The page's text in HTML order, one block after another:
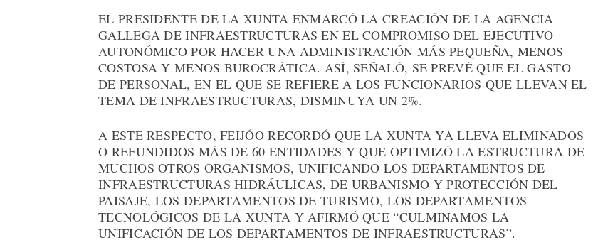
EL PRESIDENTE DE LA XUNTA ENMARCÓ LA CREACIÓN DE LA AGENCIA
GALLEGA DE INFRAESTRUCTURAS EN EL COMPROMISO DEL EJECUTIVO
AUTONÓMICO POR HACER UNA ADMINISTRACIÓN MÁS PEQUEÑA, MENOS
COSTOSA Y MENOS BUROCRÁTICA. ASÍ, SEÑALÓ, SE PREVÉ QUE EL GASTO
DE PERSONAL, EN EL QUE SE REFIERE A LOS FUNCIONARIOS QUE LLEVAN EL
TEMA DE INFRAESTRUCTURAS, DISMINUYA UN 2%.
A ESTE RESPECTO, FEIJÓO RECORDÓ QUE LA XUNTA YA LLEVA ELIMINADOS
O REFUNDIDOS MÁS DE 60 ENTIDADES Y QUE OPTIMIZÓ LA ESTRUCTURA DE
MUCHOS OTROS ORGANISMOS, UNIFICANDO LOS DEPARTAMENTOS DE
INFRAESTRUCTURAS HIDRÁULICAS, DE URBANISMO Y PROTECCIÓN DEL
PAISAJE, LOS DEPARTAMENTOS DE TURISMO, LOS DEPARTAMENTOS
TECNOLÓGICOS DE LA XUNTA Y AFIRMÓ QUE “CULMINAMOS LA
UNIFICACIÓN DE LOS DEPARTAMENTOS DE INFRAESTRUCTURAS”.